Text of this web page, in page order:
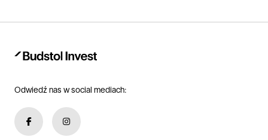
Odwiedź nas w social mediach: